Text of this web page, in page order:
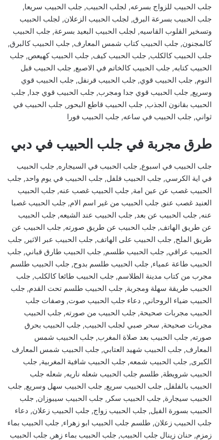
جلب الحبيب للزواج بسرعه, لجلب الحبيب, جلب الحبيب سريعا,
جلب الحبيب بسرعة البرق, لجلب الحبيب الزعلان, لجلب الحبيب
وتسخير القلوب القاسيه, لجلب الحبيب البعيد بسرعة, جلب الحبيب
كالمجنون, جلب الحبيب كتاب شمس المعارف, جلب الحبيب كالبرق,
جلب الحبيب كالكلب, جلب الحبيب كيف, جلب الحبيب كهيعص, جلب
الحبيب كتابه, جلب الحبيب كالخاتم في الاصبع, جلب الحبيب قبل
النوم, جلب الحبيب قوي, جلب الحبيب قرنفل, جلب الحبيب قوي
وسريع, جلب الحبيب قوي جدا ومجرب, جلب الحبيب قوي جدا, جلب
الحبيب بقانون الجذب, جلب الحبيب قاطع البحور, جلب الحبيب في
ثواني, جلب الحبيب في ساعه, جلب الحبيب فورا
طرق مجربة في جلب الحبيب في دبي
جلب الحبيب في اسبوع, جلب الحبيب في السيجاره, جلب الحبيب
في اية الكرسي, جلب الحبيب فلفل, جلب الحبيب في يوم واحد, جلب
الحبيب غصب عن عين امة, جلب الحبيب غصب عنه, جلب الحبيب
العنيد غصب عنو, جلب الحبيب من غير اسم الام, جلب الحبيب غصبا
عنه, جلب الحبيب عن بعد, جلب الحبيب عند الشيعه, جلب الحبيب
عن طريق الهاتف, جلب الحبيب عن طريق صورته, جلب الحبيب عن
طريق الملح, جلب الحبيب على الهاتف, جلب الحبيب عبر الاثير, جلب
الحبيب عراقي, جلب الحبيب طلسم, جلب الحبيب طارق قباني, جلب
الحبيب طاعة عمياء, جلب الحبيب طلسم بدوح, جلب الحبيب طلسم
مجرب من كتاب مدينة الطلاسم, جلب الحبيب طائعا كالكلب, جلب
الحبيب طريقة سهلة ومجربة, جلب الحبيب طلسم تحت القدم, جلب
الحبيب ضياء الروحاني, دعاء جلب الحبيب صوت, وصفات جلب
الحبيب مجربات صحيحة, جلب الحبيب من صورته, جلب الحبيب
مجربات صحيحة, سحر صبي لجلب الحبيب, جلب الحبيب بحرق
صورته, جلب الحبيب بعد صلاة المغرب, جلب الحبيب شمس
المعارف, جلب الحبيب شهيد العتابي, جلب الحبيب شمس المعارف
الكبرى, جلب الحبيب شمعه, جلب الحبيب شافية المغربية, جلب
الحبيب شرويطة, طلسم جلب الحبيب شعله ناريه, شعله جلب
الحبيب بالفلفل, جلب الحبيب سريع, جلب الحبيب سهل وسريع, جلب
الحبيب سيجارة, جلب الحبيب سكر, جلب الحبيب سيبوزان, جلب
الحبيب بسورة الفيل, جلب الحبيب زواج, جلب الحبيب زعلان, دعاء
جلب الحبيب زعلان, طلسم جلب الحبيب ابو زهراء, جلب الحبيب بماء
زمزم, حنان زينال جلب الحبيب, جلب الحبيب بماء زهر, جلب الحبيب